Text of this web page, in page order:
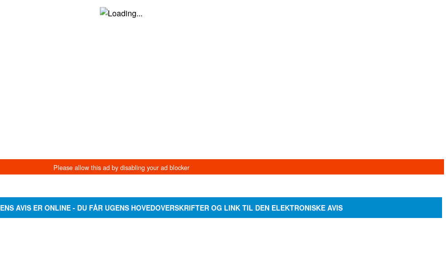
AVIS ER ONLINE - DU FÅR UGENS HOVEDOVERSKRIFTER OG LINK TIL DEN ELEKTRONISKE AVIS